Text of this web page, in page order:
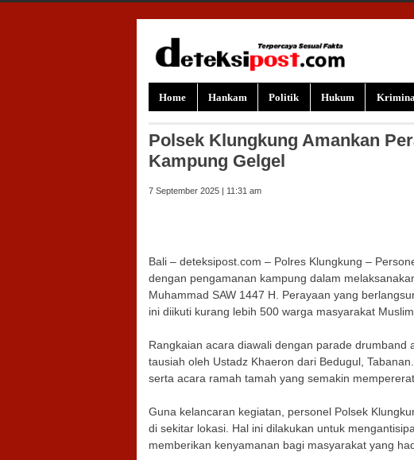
Home Hankam Politik Hukum
Polsek Klungkung Amankan
Kampung Gelgel
7 September 2025 | 11:31 am
Bali – deteksipost.com – Polres Klungkung –
dengan pengamanan kampung dalam
Muhammad SAW 1447 H. Perayaan yang
ini diikuti kurang lebih 500 warga masyarakat
Rangkaian acara diawali dengan parade
tausiah oleh Ustadz Khaeron dari Bedugul,
serta acara ramah tamah yang semakin
Guna kelancaran kegiatan, personel Polsek
di sekitar lokasi. Hal ini dilakukan untuk
memberikan kenyamanan bagi masyarakat yang